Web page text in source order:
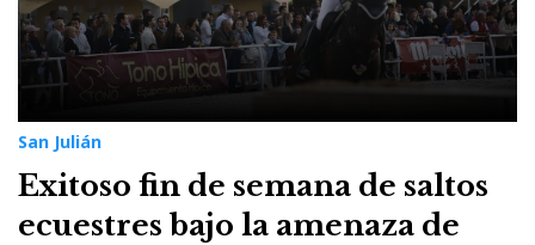
San Julián
Exitoso fin de semana de saltos
ecuestres bajo la amenaza de